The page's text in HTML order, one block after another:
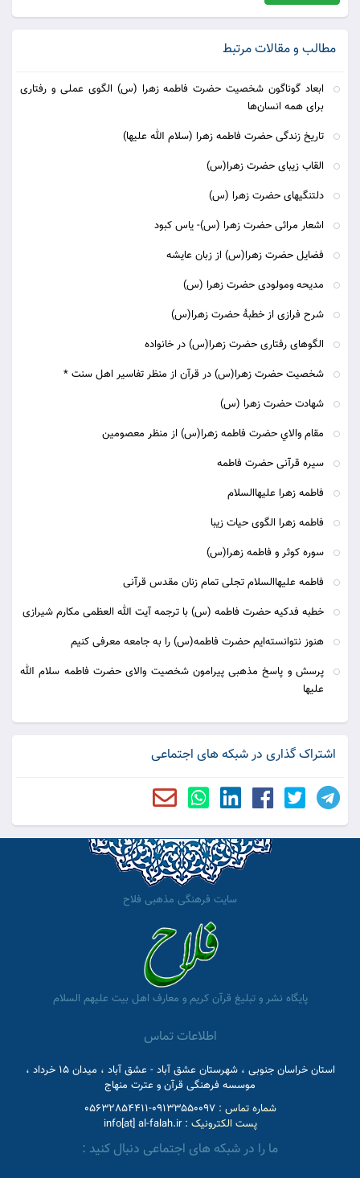
مطالب و مقالات مرتبط
ابعاد گوناگون شخصیت حضرت فاطمه زهرا (س) الگوی عملی و رفتاری
برای همه انسان‌ها
تاریخ زندگی حضرت فاطمه زهرا (سلام الله علیها)
القاب زیبای حضرت زهرا(س)
دلتنگیهای حضرت زهرا (س)
اشعار مراثی حضرت زهرا (س)- یاس کبود
فضایل حضرت زهرا(س) از زبان عایشه
مدیحه ومولودی حضرت زهرا (س)
شرح فرازی از خطبۀ حضرت زهرا(س)
الگوهای رفتاری حضرت زهرا(س) در خانواده
شخصیت حضرت زهرا(س) در قرآن از منظر تفاسیر اهل سنت *
شهادت حضرت زهرا (س)
مقام والاي حضرت فاطمه زهرا(س) از منظر معصومين
سیره قرآنی حضرت فاطمه
فاطمه زهرا عليهاالسلام
فاطمه زهرا الگوی حیات زیبا
سوره کوثر و فاطمه زهرا(س)
فاطمه علیهاالسلام تجلی تمام زنان مقدس قرآنی
خطبه فدکیه حضرت فاطمه (س) با ترجمه آیت الله العظمی مکارم شیرازی
هنوز نتوانسته‌ایم حضرت فاطمه(س) را به جامعه معرفی کنیم
پرسش و پاسخ مذهبی پیرامون شخصیت والای حضرت فاطمه سلام الله
علیها
اشتراک گذاری در شبکه های اجتماعی
سایت فرهنگی مذهبی فلاح
پایگاه نشر و تبلیغ قرآن کریم و معارف اهل بیت علیهم السلام
اطلاعات تماس
استان خراسان جنوبی ، شهرستان عشق آباد - عشق آباد ، میدان 15 خرداد ،
موسسه فرهنگی قرآن و عترت منهاج
شماره تماس :09133550097-05632854411
پست الکترونیک :info[at] al-falah.ir
ما را در شبکه های اجتماعی دنبال کنید :